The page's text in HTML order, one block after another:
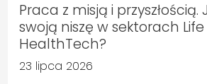
Praca z misją i
swoją niszę w sektorach Life
HealthTech?
23 lipca 2026